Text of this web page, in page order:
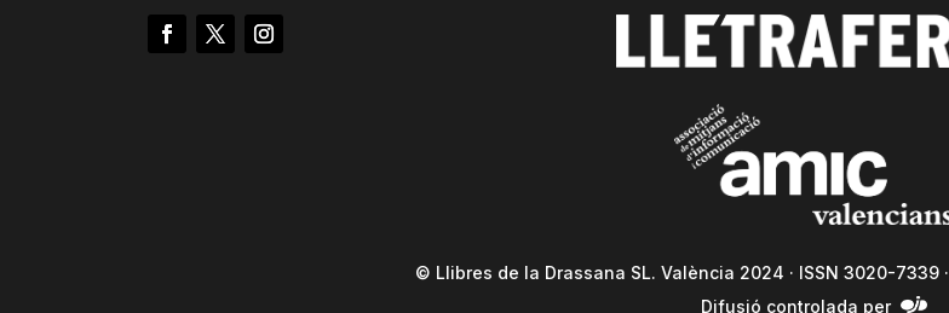
© Llibres de la Drassana SL. València 2024 · ISSN 3020-7339 ·
Difusió controlada per